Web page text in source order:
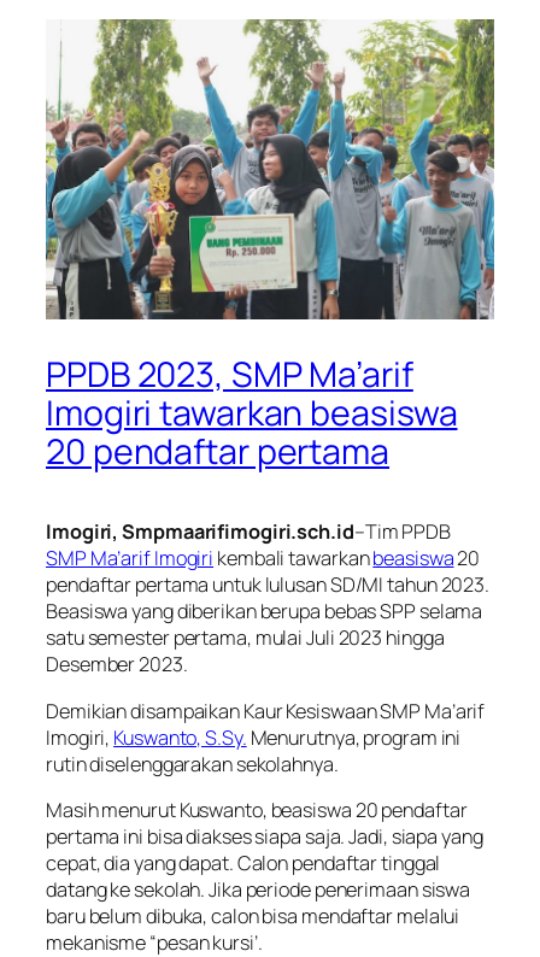
PPDB 2023, SMP Ma’arif
Imogiri tawarkan beasiswa
20 pendaftar pertama
Imogiri, Smpmaarifimogiri.sch.id–Tim PPDB
SMP Ma’arif Imogiri kembali tawarkanbeasiswa20
pendaftar pertama untuk lulusan SD/MI tahun 2023.
Beasiswa yang diberikan berupa bebas SPP selama
satu semester pertama, mulai Juli 2023 hingga
Desember 2023.
Demikian disampaikan Kaur Kesiswaan SMP Ma’arif
Imogiri, Kuswanto, S.Sy. Menurutnya, program ini
rutin diselenggarakan sekolahnya.
Masih menurut Kuswanto, beasiswa 20 pendaftar
pertama ini bisa diakses siapa saja. Jadi, siapa yang
cepat, dia yang dapat. Calon pendaftar tinggal
datang ke sekolah. Jika periode penerimaan siswa
baru belum dibuka, calon bisa mendaftar melalui
mekanisme “pesan kursi’.